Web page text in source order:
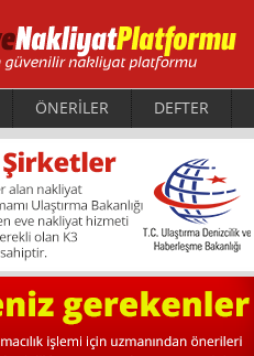
ÖNERİLER DEFTER